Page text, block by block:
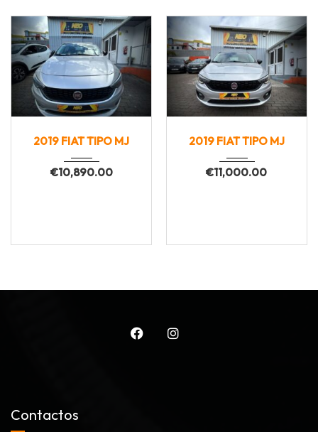
144300
2019 FIAT TIPO MJ
€10,890.00
184912
2019 FIAT TIPO MJ
€11,000.00
Contactos